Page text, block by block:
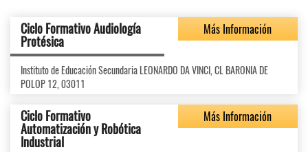
Ciclo Formativo Audiología
Protésica
Más Información
Instituto de Educación Secundaria LEONARDO DA VINCI, CL BARONIA DE
POLOP 12, 03011
Ciclo Formativo
Automatización y Robótica
Industrial
Más Información